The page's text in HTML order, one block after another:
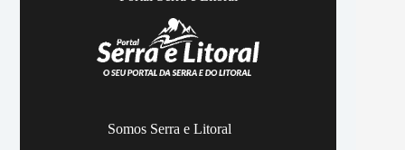
Somos Serra e Litoral